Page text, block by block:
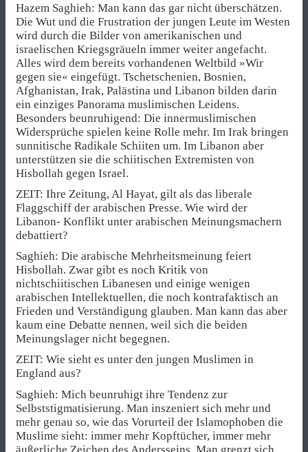
Hazem Saghieh: Man kann das gar nicht überschätzen.
Die Wut und die Frustration der jungen Leute im Westen
wird durch die Bilder von amerikanischen und
israelischen Kriegsgräueln immer weiter angefacht.
Alles wird dem bereits vorhandenen Weltbild »Wir
gegen sie« eingefügt. Tschetschenien, Bosnien,
Afghanistan, Irak, Palästina und Libanon bilden darin
ein einziges Panorama muslimischen Leidens.
Besonders beunruhigend: Die innermuslimischen
Widersprüche spielen keine Rolle mehr. Im Irak bringen
sunnitische Radikale Schiiten um. Im Libanon aber
unterstützen sie die schiitischen Extremisten von
Hisbollah gegen Israel.
ZEIT: Ihre Zeitung, Al Hayat, gilt als das liberale
Flaggschiff der arabischen Presse. Wie wird der
Libanon- Konflikt unter arabischen Meinungsmachern
debattiert?
Saghieh: Die arabische Mehrheitsmeinung feiert
Hisbollah. Zwar gibt es noch Kritik von
nichtschiitischen Libanesen und einige wenigen
arabischen Intellektuellen, die noch kontrafaktisch an
Frieden und Verständigung glauben. Man kann das aber
kaum eine Debatte nennen, weil sich die beiden
Meinungslager nicht begegnen.
ZEIT: Wie sieht es unter den jungen Muslimen in
England aus?
Saghieh: Mich beunruhigt ihre Tendenz zur
Selbststigmatisierung. Man inszeniert sich mehr und
mehr genau so, wie das Vorurteil der Islamophoben die
Muslime sieht: immer mehr Kopftücher, immer mehr
äußerliche Zeichen des Andersseins. Man grenzt sich